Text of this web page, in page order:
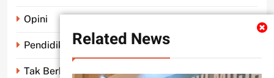
Related News
Opini
Pendidikan
Tak Berkategori